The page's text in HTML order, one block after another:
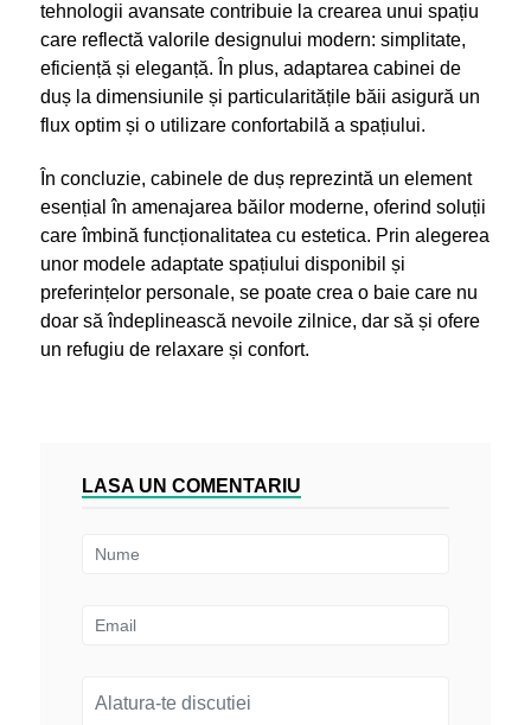
tehnologii avansate contribuie la crearea unui spațiu
care reflectă valorile designului modern: simplitate,
eficiență și eleganță. În plus, adaptarea cabinei de
duș la dimensiunile și particularitățile băii asigură un
flux optim și o utilizare confortabilă a spațiului.
În concluzie, cabinele de duș reprezintă un element
esențial în amenajarea băilor moderne, oferind soluții
care îmbină funcționalitatea cu estetica. Prin alegerea
unor modele adaptate spațiului disponibil și
preferințelor personale, se poate crea o baie care nu
doar să îndeplinească nevoile zilnice, dar să și ofere
un refugiu de relaxare și confort.
LASA UN COMENTARIU